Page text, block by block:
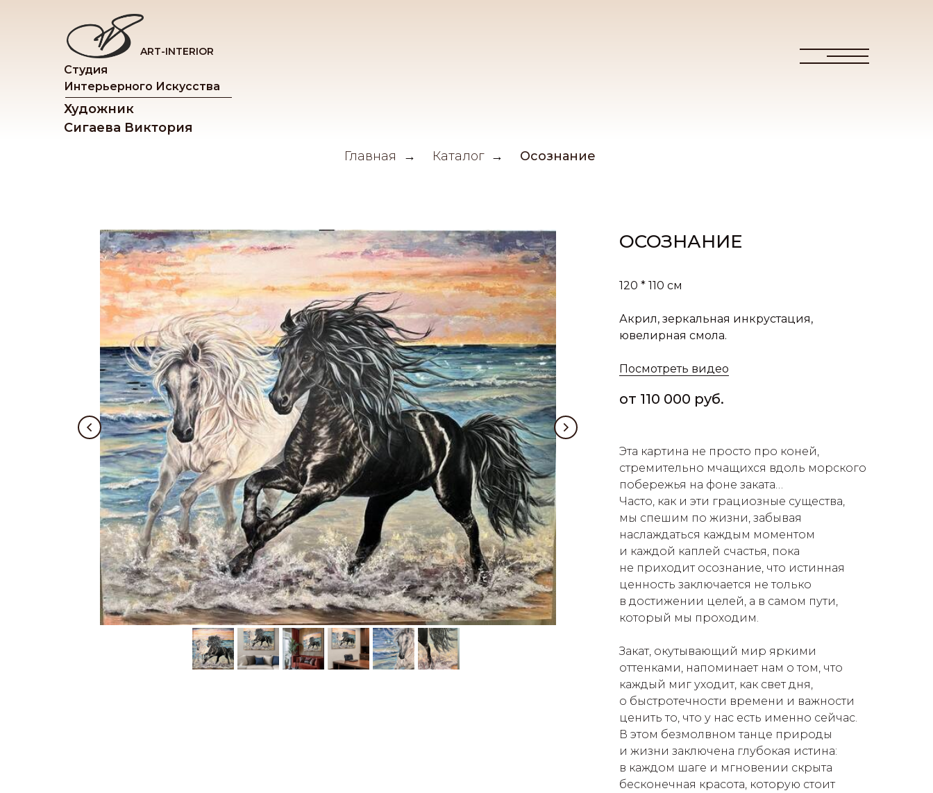
ART-INTERIOR
Студия
Интерьерного Искусства
Художник
Сигаева Виктория
Главная
→ Каталог → Осознание
ОСОЗНАНИЕ
120 * 110 см
Акрил, зеркальная инкрустация,
ювелирная смола.
Посмотреть видео
от 110 000 руб.
Эта картина не просто про коней,
стремительно мчащихся вдоль морского
побережья на фоне заката…
Часто, как и эти грациозные существа,
мы спешим по жизни, забывая
наслаждаться каждым моментом
и каждой каплей счастья, пока
не приходит осознание, что истинная
ценность заключается не только
в достижении целей, а в самом пути,
который мы проходим.
Закат, окутывающий мир яркими
оттенками, напоминает нам о том, что
каждый миг уходит, как свет дня,
о быстротечности времени и важности
ценить то, что у нас есть именно сейчас.
В этом безмолвном танце природы
и жизни заключена глубокая истина:
в каждом шаге и мгновении скрыта
бесконечная красота, которую стоит